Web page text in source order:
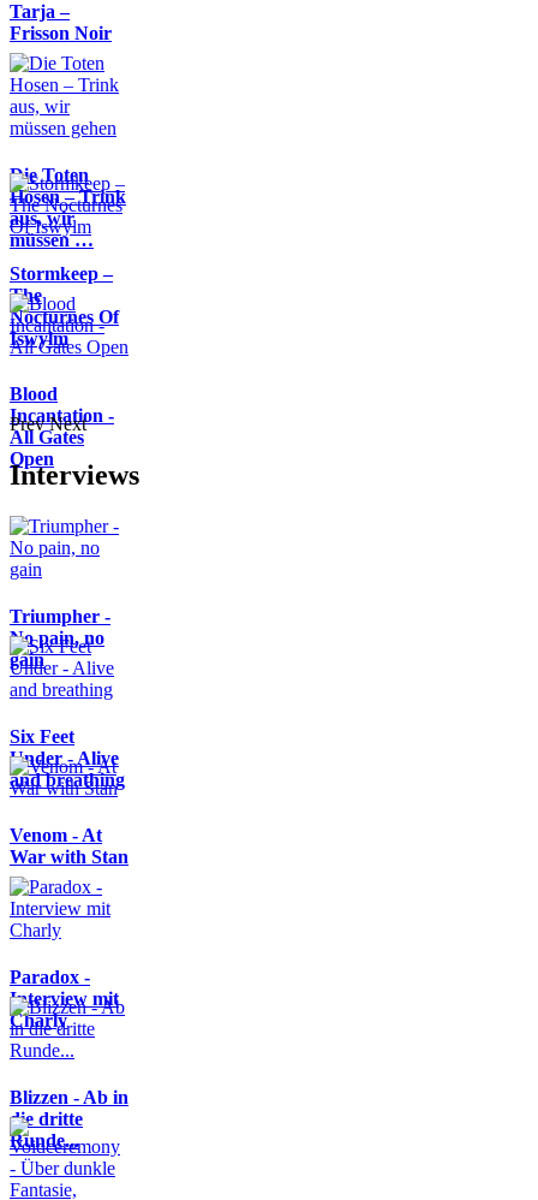
Tarja –
Frisson Noir
Die Toten
Hosen – Trink
aus, wir
müssen …
Stormkeep –
The
Nocturnes Of
Iswylm
Blood
Incantation -
All Gates
Open
Prev Next
Interviews
Triumpher -
No pain, no
gain
Six Feet
Under - Alive
and breathing
Venom - At
War with Stan
Paradox -
Interview mit
Charly
Blizzen - Ab in
die dritte
Runde...